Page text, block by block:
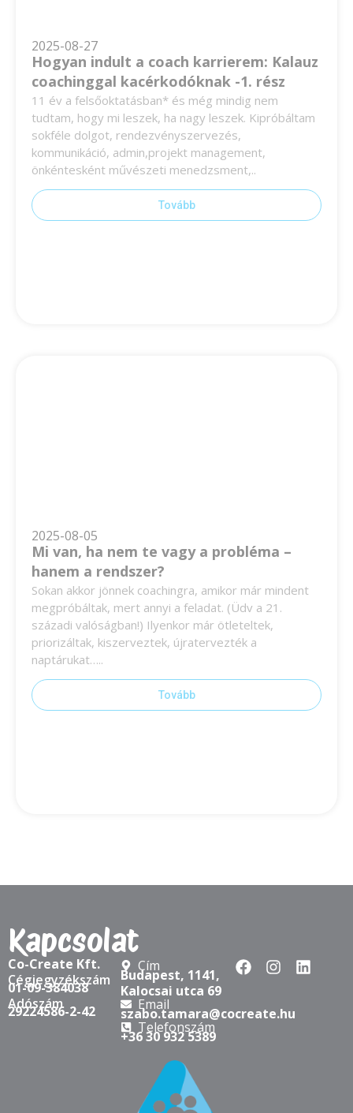
2025-08-27
Hogyan indult a coach karrierem: Kalauz
coachinggal kacérkodóknak -1. rész
11 év a felsőoktatásban* és még mindig nem
tudtam, hogy mi leszek, ha nagy leszek. Kipróbáltam
sokféle dolgot, rendezvényszervezés,
kommunikáció, admin,projekt management,
önkéntesként művészeti menedzsment,..
Tovább
2025-08-05
Mi van, ha nem te vagy a probléma –
hanem a rendszer?
Sokan akkor jönnek coachingra, amikor már mindent
megpróbáltak, mert annyi a feladat. (Üdv a 21.
századi valóságban!) Ilyenkor már ötleteltek,
priorizáltak, kiszerveztek, újratervezték a
naptárukat…..
Tovább
Kapcsolat
Co-Create Kft.
Cégjegyzékszám
01-09-384038
Adószám
29224586-2-42
Cím
Budapest, 1141,
Kalocsai utca 69
Email
szabo.tamara@cocreate.hu
Telefonszám
+36 30 932 5389